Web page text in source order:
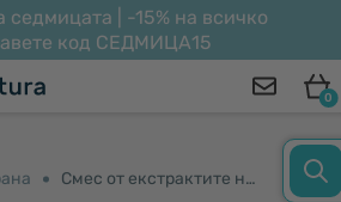
| -15% на всичко
код СЕДМИЦА15
0
Смес от екстрактите на седем гъби на прах